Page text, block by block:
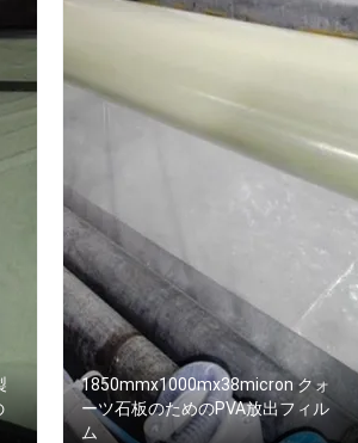
1850mmx1000mx38micron クォ
ーツ石板のためのPVA放出フィル
ム